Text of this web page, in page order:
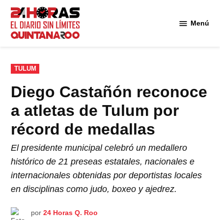
Saltar
contenido
Menú
PUBLICADO
EN
TULUM
Diego Castañón reconoce
a atletas de Tulum por
récord de medallas
El presidente municipal celebró un medallero
histórico de 21 preseas estatales, nacionales e
internacionales obtenidas por deportistas locales
en disciplinas como judo, boxeo y ajedrez.
por 24 Horas Q. Roo